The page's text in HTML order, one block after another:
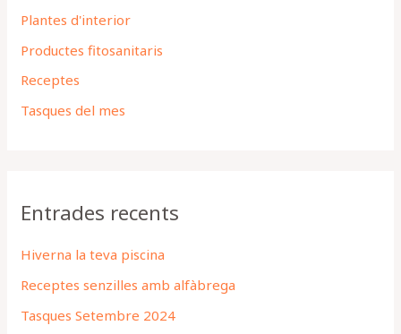
Plantes d'interior
Productes fitosanitaris
Receptes
Tasques del mes
Entrades recents
Hiverna la teva piscina
Receptes senzilles amb alfàbrega
Tasques Setembre 2024